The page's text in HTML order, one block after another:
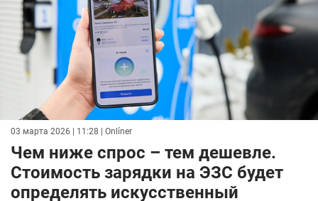
03 марта 2026 | 11:28 | Onlíner
Чем ниже спрос – тем дешевле.
Стоимость зарядки на ЭЗС будет
определять искусственный